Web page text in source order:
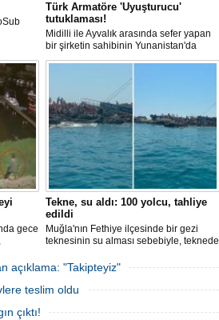
Türk Armatöre 'Uyuşturucu'
tutuklaması!
Midilli ile Ayvalık arasında sefer yapan
bir şirketin sahibinin Yunanistan'da
tutuklandığı bildirildi.
gece
Tekne, su aldı: 100 yolcu, tahliye
edildi
Muğla'nın Fethiye ilçesinde bir gezi
teknesinin su alması sebebiyle, teknede
teknenin batmaması için bölgede
kurtarma çalışması başlatıldı.
açıklama: "Takipteyiz"
teslim oldu
çıktı!